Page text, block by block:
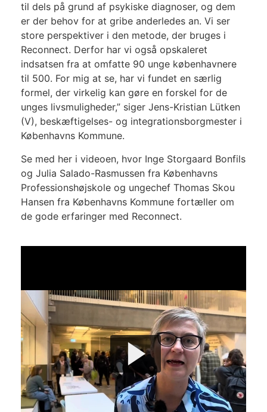
til dels på grund af psykiske diagnoser, og dem
er der behov for at gribe anderledes an. Vi ser
store perspektiver i den metode, der bruges i
Reconnect. Derfor har vi også opskaleret
indsatsen fra at omfatte 90 unge københavnere
til 500. For mig at se, har vi fundet en særlig
formel, der virkelig kan gøre en forskel for de
unges livsmuligheder,” siger Jens-Kristian Lütken
(V), beskæftigelses- og integrationsborgmester i
Københavns Kommune.
Se med her i videoen, hvor Inge Storgaard Bonfils
og Julia Salado-Rasmussen fra Københavns
Professionshøjskole og ungechef Thomas Skou
Hansen fra Københavns Kommune fortæller om
de gode erfaringer med Reconnect.